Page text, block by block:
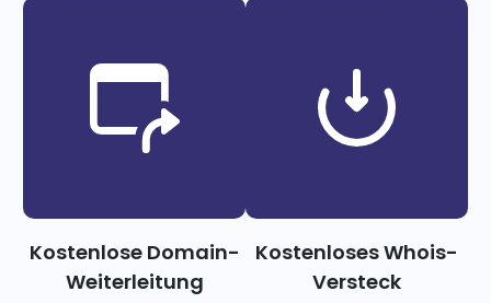
Kostenlose Domain-
Weiterleitung
Kostenloses Whois-
Versteck